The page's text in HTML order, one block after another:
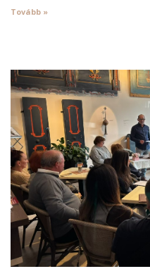
Tovább »